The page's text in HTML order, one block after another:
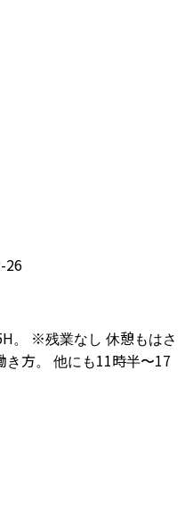
26
。 ※残業なし 休憩もはさ
方。 他にも11時半〜17